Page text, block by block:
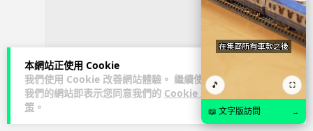
本網站正使用 Cookie
我們使用 Cookie 改善網站體驗。 繼續使用
我們的網站即表示您同意我們的 Cookie 政
策 。
🎵 ⛶
📖 文字版訪問 →